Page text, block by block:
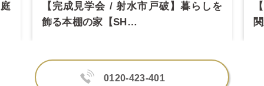
【完成見学会 / 射水市戸破】暮らしを
飾る本棚の家【SH…
0120-423-401